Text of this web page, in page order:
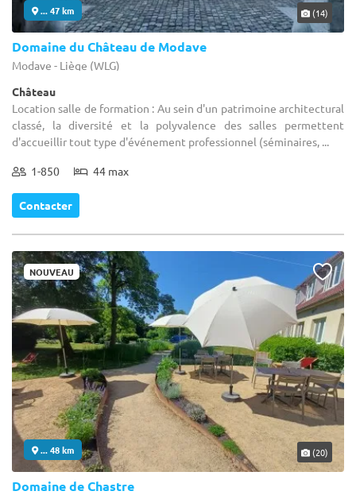
... 47 km (14)
Domaine du Château de Modave
Modave - Liège (WLG)
Château
Location salle de formation : Au sein d'un patrimoine architectural
classé, la diversité et la polyvalence des salles permettent
d'accueillir tout type d'événement professionnel (séminaires, ...
1-850 44 max
Contacter
NOUVEAU
... 48 km (20)
Domaine de Chastre